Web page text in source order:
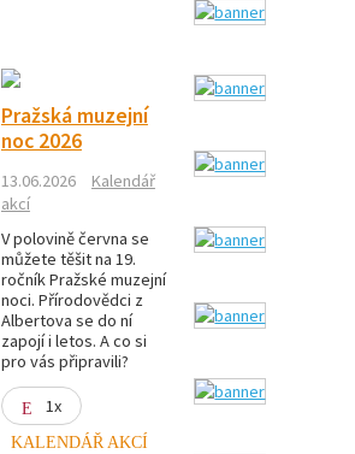
Pražská muzejní
noc 2026
13.06.2026
Kalendář
akcí
V polovině června se
můžete těšit na 19.
ročník Pražské muzejní
noci. Přírodovědci z
Albertova se do ní
zapojí i letos. A co si
pro vás připravili?
1x
KALENDÁŘ AKCÍ